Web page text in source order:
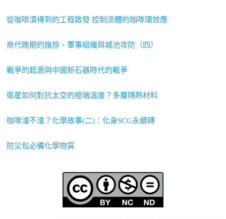
從咖啡漬得到的工程啟發 控制流體的咖啡環效應
商代晚期的旗斿、軍事組織與城池攻防（四）
戰爭的起源與中國新石器時代的戰爭
衛星如何對抗太空的極端溫度？多層隔熱材料
咖啡渣不渣？化學故事(二)：化身SCG永續磚
防災包必備化學物質